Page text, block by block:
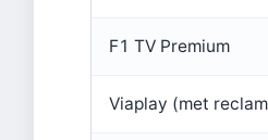
F1 TV Premium
Viaplay (met